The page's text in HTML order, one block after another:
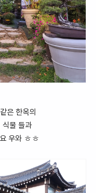
은 한옥의
식물 들과
우와 ㅎㅎ